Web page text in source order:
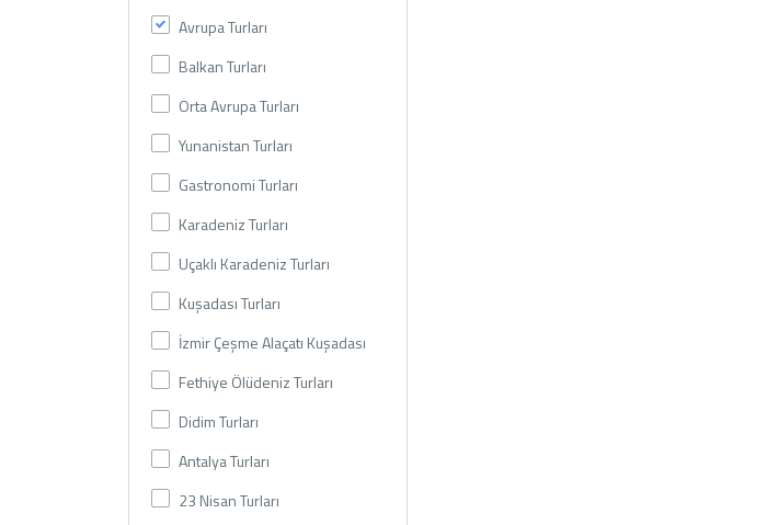
Avrupa Turları
Balkan Turları
Orta Avrupa Turları
Yunanistan Turları
Gastronomi Turları
Karadeniz Turları
Uçaklı Karadeniz Turları
Kuşadası Turları
İzmir Çeşme Alaçatı Kuşadası
Fethiye Ölüdeniz Turları
Didim Turları
Antalya Turları
23 Nisan Turları